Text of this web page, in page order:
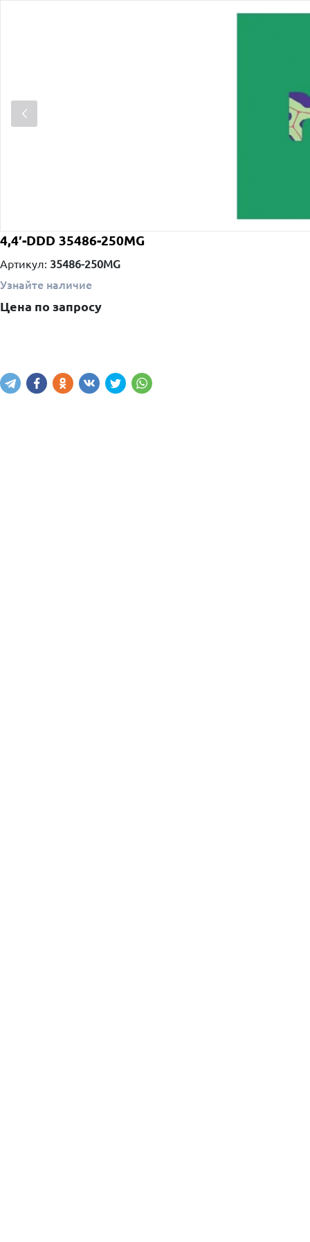
4,4′-DDD 35486-250MG
Артикул: 35486-250MG
Узнайте наличие
Цена по запросу